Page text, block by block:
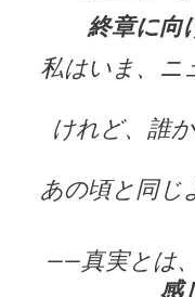
終章に向
私はいま、ニ
けれど、誰
あの頃と同じ
――真実とは
感